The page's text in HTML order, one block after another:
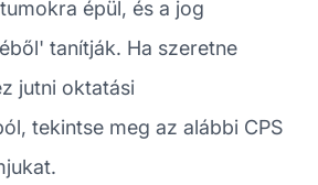
épül, és a jog
tanítják. Ha szeretne
jutni oktatási
tekintse meg az alábbi CPS